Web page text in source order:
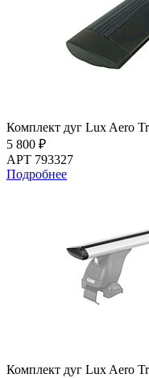
Комплект дуг Lux Aero
5 800 ₽
АРТ 793327
Подробнее
Комплект дуг Lux Aero